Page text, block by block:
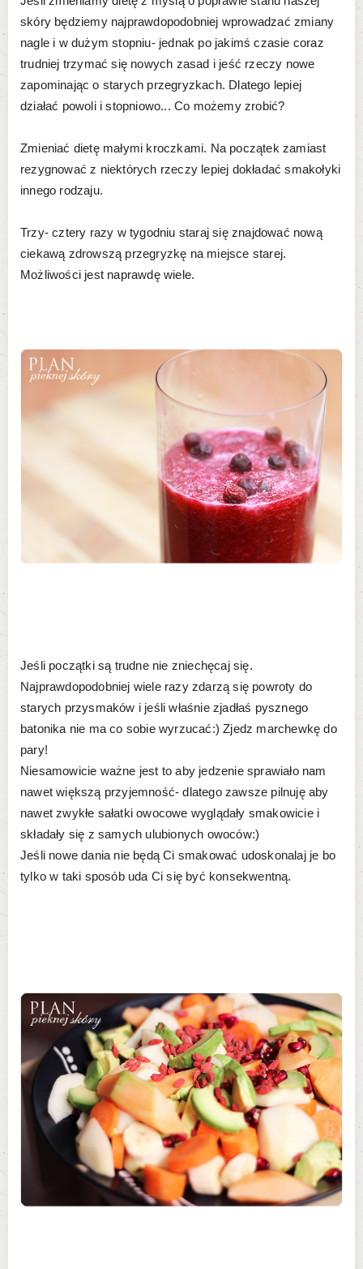
skóry będziemy najprawdopodobniej wprowadzać zmiany
nagle i w dużym stopniu- jednak po jakimś czasie coraz
trudniej trzymać się nowych zasad i jeść rzeczy nowe
zapominając o starych przegryzkach. Dlatego lepiej
działać powoli i stopniowo... Co możemy zrobić?
Zmieniać dietę małymi kroczkami. Na początek zamiast
rezygnować z niektórych rzeczy lepiej dokładać smakołyki
innego rodzaju.
Trzy- cztery razy w tygodniu staraj się znajdować nową
ciekawą zdrowszą przegryzkę na miejsce starej.
Możliwości jest naprawdę wiele.
Jeśli początki są trudne nie zniechęcaj się.
Najprawdopodobniej wiele razy zdarzą się powroty do
starych przysmaków i jeśli właśnie zjadłaś pysznego
batonika nie ma co sobie wyrzucać:) Zjedz marchewkę do
pary!
Niesamowicie ważne jest to aby jedzenie sprawiało nam
nawet większą przyjemność- dlatego zawsze pilnuję aby
nawet zwykłe sałatki owocowe wyglądały smakowicie i
składały się z samych ulubionych owoców:)
Jeśli nowe dania nie będą Ci smakować udoskonalaj je bo
tylko w taki sposób uda Ci się być konsekwentną.